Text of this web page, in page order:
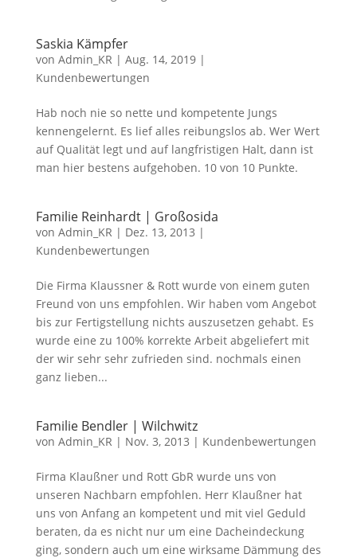
Saskia Kämpfer
von Admin_KR | Aug. 14, 2019|
Kundenbewertungen
Hab noch nie so nette und kompetente Jungs
kennengelernt. Es lief alles reibungslos ab. Wer Wert
auf Qualität legt und auf langfristigen Halt, dann ist
man hier bestens aufgehoben. 10 von 10 Punkte.
Familie Reinhardt | Großosida
von Admin_KR | Dez. 13, 2013 |
Kundenbewertungen
Die Firma Klaussner & Rott wurde von einem guten
Freund von uns empfohlen. Wir haben vom Angebot
bis zur Fertigstellung nichts auszusetzen gehabt. Es
wurde eine zu 100% korrekte Arbeit abgeliefert mit
der wir sehr sehr zufrieden sind. nochmals einen
ganz lieben...
Familie Bendler | Wilchwitz
von Admin_KR | Nov. 3, 2013 | Kundenbewertungen
Firma Klaußner und Rott GbR wurde uns von
unseren Nachbarn empfohlen. Herr Klaußner hat
uns von Anfang an kompetent und mit viel Geduld
beraten, da es nicht nur um eine Dacheindeckung
ging, sondern auch um eine wirksame Dämmung des